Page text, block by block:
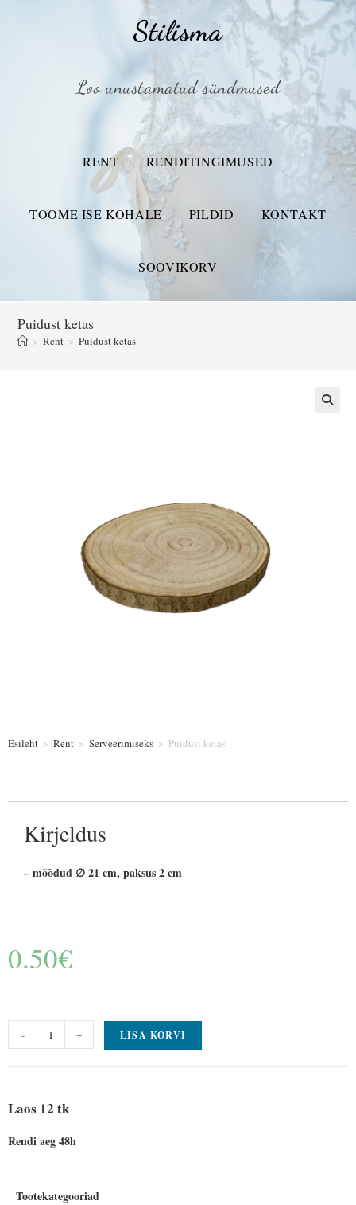
Stilisma
Loo unustamatud sündmused
RENT RENDITINGIMUSED
TOOME ISE KOHALE PILDID KONTAKT
SOOVIKORV
Puidust ketas
> Rent > Puidust ketas
Esileht > Rent > Serveerimiseks > Puidust ketas
Kirjeldus
– mõõdud ∅ 21 cm, paksus 2 cm
0.50€
- + LISA KORVI
Laos 12 tk
Rendi aeg 48h
Tootekategooriad